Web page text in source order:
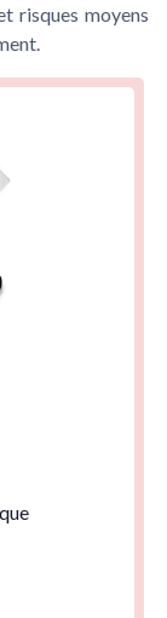
risques moyens